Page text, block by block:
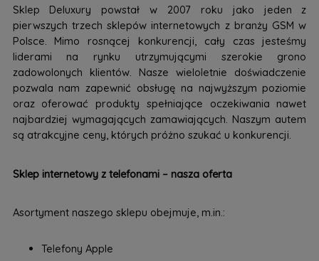
Sklep Deluxury powstał w 2007 roku jako jeden z
pierwszych trzech sklepów internetowych z branży GSM w
Polsce. Mimo rosnącej konkurencji, cały czas jesteśmy
liderami na rynku utrzymującymi szerokie grono
zadowolonych klientów. Nasze wieloletnie doświadczenie
pozwala nam zapewnić obsługę na najwyższym poziomie
oraz oferować produkty spełniające oczekiwania nawet
najbardziej wymagających zamawiających. Naszym autem
są atrakcyjne ceny, których próżno szukać u konkurencji.
Sklep internetowy z telefonami – nasza oferta
Asortyment naszego sklepu obejmuje, m.in.:
Telefony Apple